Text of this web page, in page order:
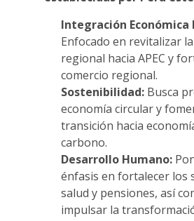
Integración Económica
Enfocado en revitalizar
regional hacia APEC y
comercio regional.
Sostenibilidad: Busca
economía circular y
transición hacia
carbono.
Desarrollo Humano:
énfasis en fortalecer los
salud y pensiones, así
impulsar la